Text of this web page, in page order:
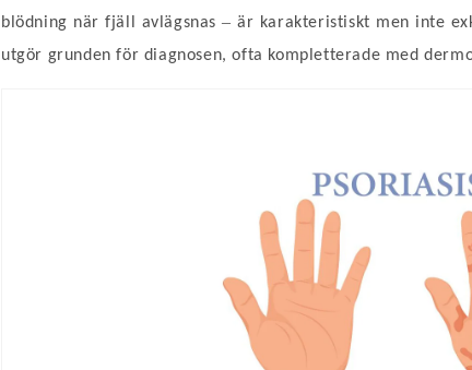
blödning när fjäll avlägsnas–är karakteristiskt men inte
utgör grunden för diagnosen, ofta kompletterade med